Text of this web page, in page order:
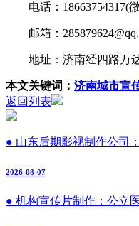
电话：18663754317(
邮箱：
地址：济南经四路万
本文关键词： 济南城市宣
返回列表
● 山东后期影视制作公司
2026-08-07
● 机构宣传片制作：公立